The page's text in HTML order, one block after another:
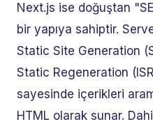
Next.js ise doğuştan
bir yapıya sahiptir.
Static Site Generation
Static Regeneration
sayesinde içerikleri
HTML olarak sunar.